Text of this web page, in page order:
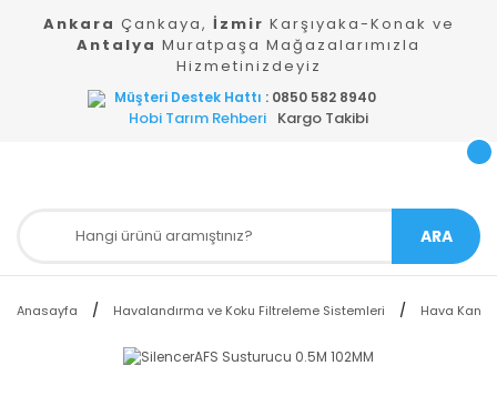
Ankara Çankaya, İzmir Karşıyaka-Konak ve
Antalya Muratpaşa Mağazalarımızla
Hizmetinizdeyiz
Müşteri Destek Hattı : 0850 582 8940
Hobi Tarım Rehberi Kargo Takibi
ARA
Anasayfa Havalandırma ve Koku Filtreleme Sistemleri Hava